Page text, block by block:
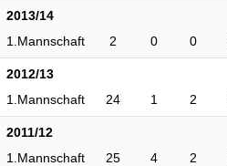
2013/14
1.Mannschaft
2 0 0
2012/13
1.Mannschaft
24 1 2
2011/12
1.Mannschaft
25 4 2